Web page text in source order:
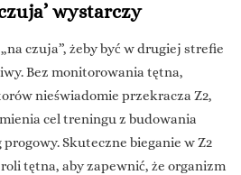
wystarczy
czuja”, żeby być w drugiej strefie
Bez monitorowania tętna,
nieświadomie przekracza Z2,
cel treningu z budowania
Skuteczne bieganie w Z2
tętna, aby zapewnić, że organizm